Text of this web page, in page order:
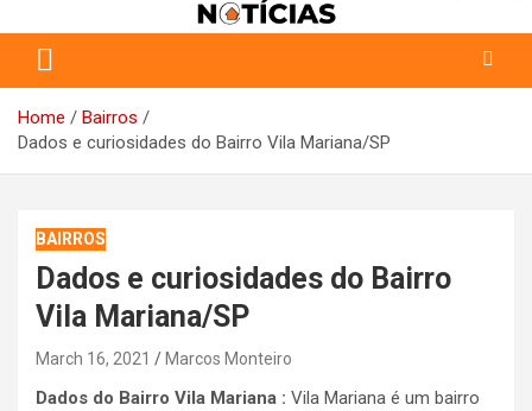
Jornal Imóvelp
Portal de Notícias do Corretor de Imóveis
Home
Bairros
Dados e curiosidades do Bairro Vila Mariana/SP
BAIRROS
Dados e curiosidades do Bairro
Vila Mariana/SP
March 16, 2021 Marcos Monteiro
Dados do Bairro Vila Mariana : Vila Mariana é um bairro